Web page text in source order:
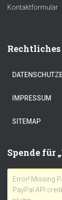
Kontaktformular
Rechtliches
IMPRESSUM
SITEMAP
Spende für
Error! Missing
PayPal API